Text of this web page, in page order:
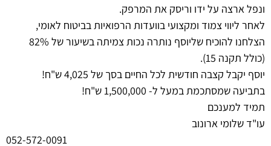
ונפל ארצה על ידו וריסק את המרפק.
לאחר ליווי צמוד ומקצועי בוועדות הרפואיות בביטוח לאומי,
הצלחנו להוכיח שליוסף נותרה נכות צמיתה בשיעור של 82%
(כולל תקנה 15).
יוסף יקבל קצבה חודשית לכל החיים בסך של 4,025 ש"ח!
בתביעה שמסתכמת במעל ל- 1,500,000 ש"ח!
תמיד למענכם
עו"ד שלומי ארונוב
052-572-0091